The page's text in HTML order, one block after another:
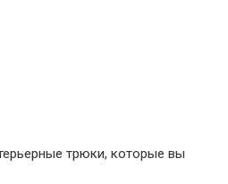
трюки, которые вы